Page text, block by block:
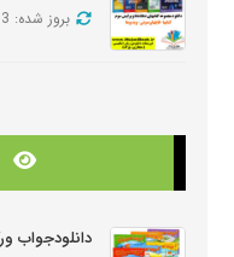
بروز شده: 3 ماه پیش